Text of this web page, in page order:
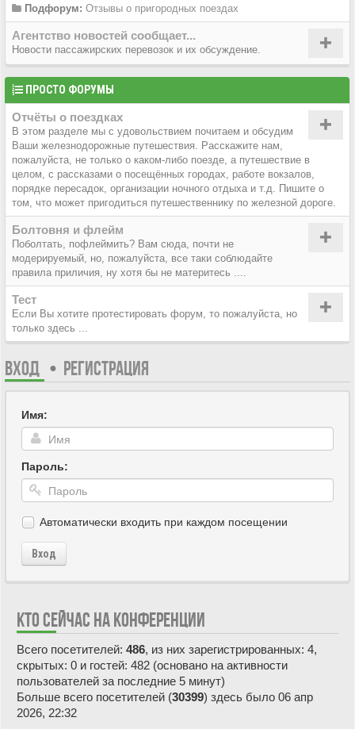
Подфорум: Отзывы о пригородных поездах
Агентство новостей сообщает...
Новости пассажирских перевозок и их обсуждение.
ПРОСТО ФОРУМЫ
Отчёты о поездках
В этом разделе мы с удовольствием почитаем и обсудим
Ваши железнодорожные путешествия. Расскажите нам,
пожалуйста, не только о каком-либо поезде, а путешествие в
целом, с рассказами о посещённых городах, работе вокзалов,
порядке пересадок, организации ночного отдыха и т.д. Пишите о
том, что может пригодиться путешественнику по железной дороге.
Болтовня и флейм
Поболтать, пофлеймить? Вам сюда, почти не
модерируемый, но, пожалуйста, все таки соблюдайте
правила приличия, ну хотя бы не материтесь ....
Тест
Если Вы хотите протестировать форум, то пожалуйста, но
только здесь ...
ВХОД • РЕГИСТРАЦИЯ
Имя:
Пароль:
Автоматически входить при каждом посещении
Вход
КТО СЕЙЧАС НА КОНФЕРЕНЦИИ
Всего посетителей: 486, из них зарегистрированных: 4,
скрытых: 0 и гостей: 482 (основано на активности
пользователей за последние 5 минут)
Больше всего посетителей (30399) здесь было 06 апр
2026, 22:32